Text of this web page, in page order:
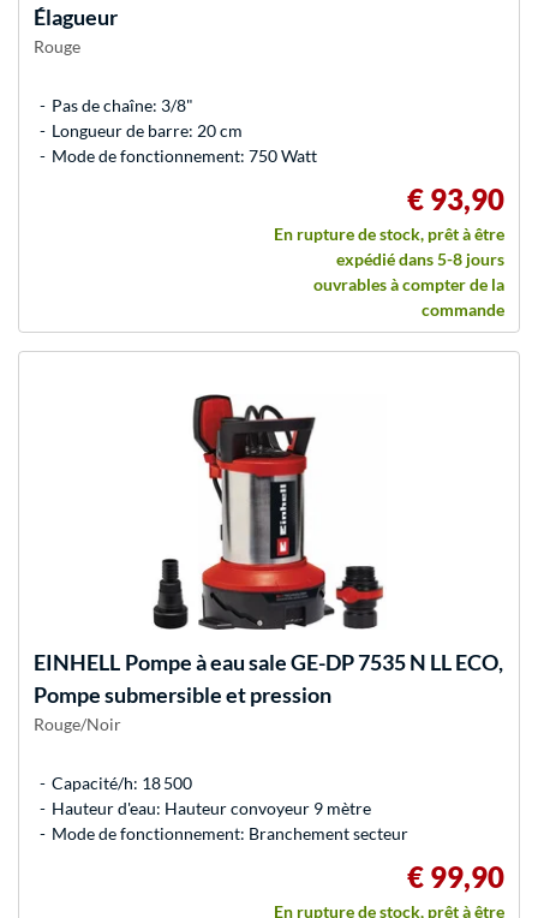
Élagueur
Rouge
Pas de chaîne: 3/8"
Longueur de barre: 20 cm
Mode de fonctionnement: 750 Watt
€ 93,90
En rupture de stock, prêt à être
expédié dans 5-8 jours
ouvrables à compter de la
commande
EINHELL Pompe à eau sale GE-DP 7535 N LL ECO,
Pompe submersible et pression
Rouge/Noir
Capacité/h: 18 500
Hauteur d'eau: Hauteur convoyeur 9 mètre
Mode de fonctionnement: Branchement secteur
€ 99,90
En rupture de stock, prêt à être